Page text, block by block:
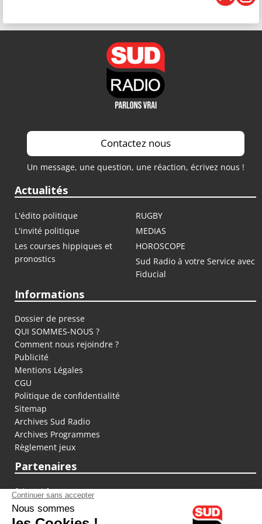
Contactez nous
Un message, une question, une réaction, écrivez nous !
Actualités
L'édito politique
RUGBY
L'invité politique
MEDIAS
Les courses hippiques et
pronostics
HOROSCOPE
Sud Radio à votre Service avec
Fiducial
Informations
Dossier de presse
QUI SOMMES-NOUS ?
Comment nous rejoindre ?
Publicité
Mentions Légales
CGU
Politique de confidentialité
Sitemap
Archives Sud Radio
Archives Programmes
Règlement jeux
Partenaires
fiducial.fr
lyoncapitale.fr